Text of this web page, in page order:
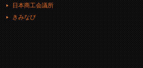
日本商工会議所
きみなび